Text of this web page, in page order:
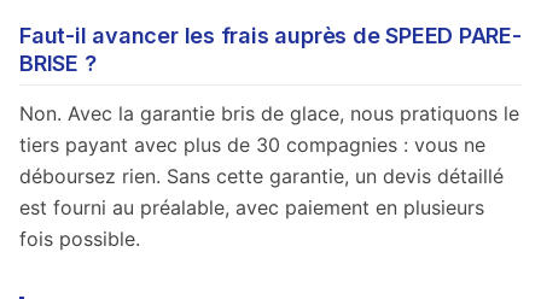
Faut-il avancer les frais auprès de SPEED PARE-
BRISE ?
Non. Avec la garantie bris de glace, nous pratiquons le
tiers payant avec plus de 30 compagnies : vous ne
déboursez rien. Sans cette garantie, un devis détaillé
est fourni au préalable, avec paiement en plusieurs
fois possible.